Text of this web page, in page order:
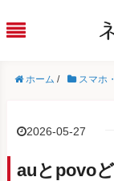
ホーム / スマホ
2026-05-27
auとpovo